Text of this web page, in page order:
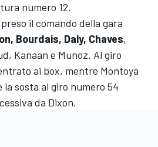
numero 12.
il comando della gara
Bourdais, Daly, Chaves,
Kanaan e Munoz. Al giro
ai box, mentre Montoya
sosta al giro numero 54
da Dixon.